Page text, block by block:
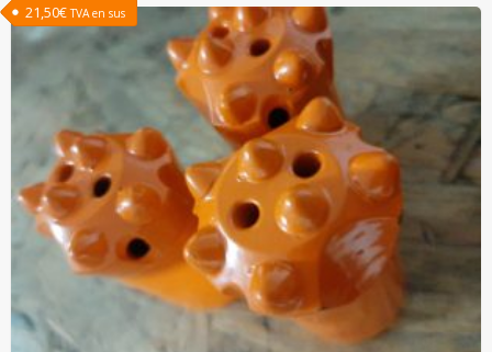
21,50€ TVA en sus